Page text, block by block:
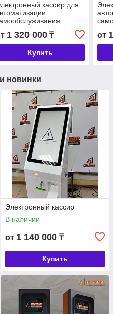
кассир для
1 320 000₸
Купить
от
новинки
Электронный кассир
В наличии
от 1 140 000 ₸
Купить